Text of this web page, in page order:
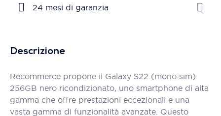
24 mesi di garanzia
Descrizione
Recommerce propone il Galaxy S22 (mono sim)
256GB nero ricondizionato, uno smartphone di alta
gamma che offre prestazioni eccezionali e una
vasta gamma di funzionalità avanzate. Questo